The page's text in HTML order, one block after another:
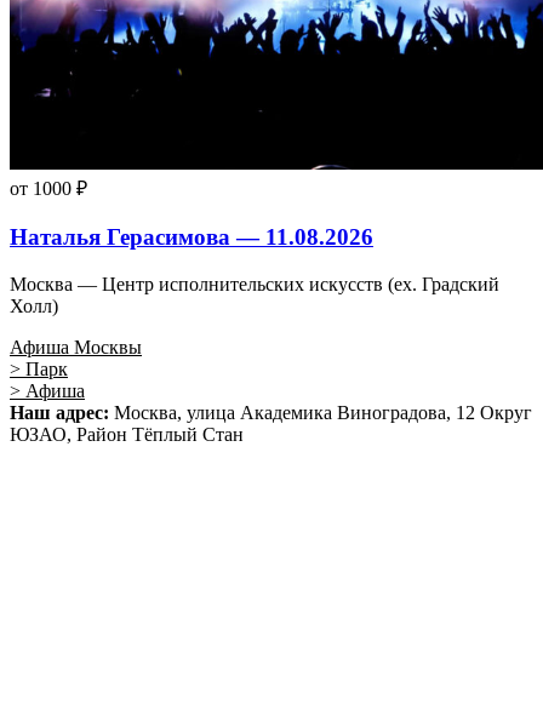
от 1000 ₽
Наталья Герасимова — 11.08.2026
Москва — Центр исполнительских искусств (ex. Градский
Холл)
Афиша Москвы
> Парк
> Афиша
Наш адрес: Москва, улица Академика Виноградова, 12 Округ
ЮЗАО, Район Тёплый Стан